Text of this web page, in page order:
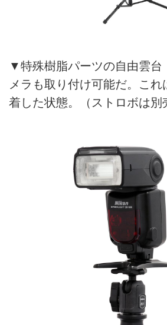
▼特殊樹脂パーツの自由雲台
メラも取り付け可能だ。これ
着した状態。（ストロボは別